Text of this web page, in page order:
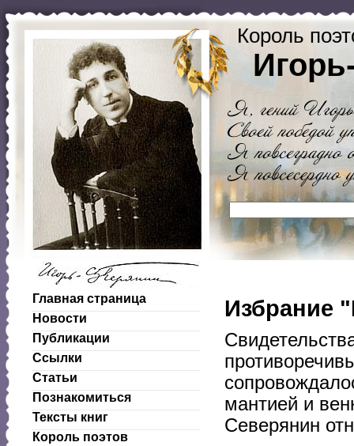
Король
Главная страница
Новости
Публикации
Ссылки
Статьи
Познакомиться
Тексты книг
Король поэтов
Избрание
мантией и
Северянин